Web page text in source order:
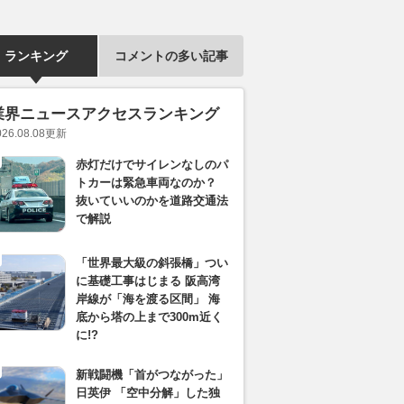
ランキング コメントの多い記事
界ニュースアクセスランキング
更新
赤灯だけでサイレンなしのパ
トカーは緊急車両なのか？
抜いていいのかを道路交通法
で解説
「世界最大級の斜張橋」つい
に基礎工事はじまる 阪高湾
岸線が「海を渡る区間」 海
底から塔の上まで300m近く
に!?
新戦闘機「首がつながった」
日英伊 「空中分解」した独